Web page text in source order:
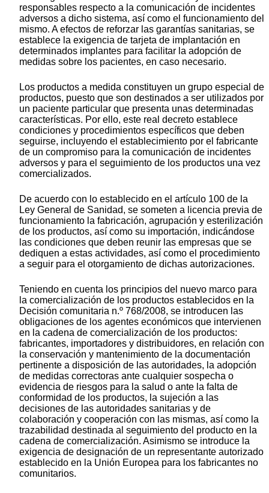
responsables respecto a la comunicación de incidentes
adversos a dicho sistema, así como el funcionamiento del
mismo. A efectos de reforzar las garantías sanitarias, se
establece la exigencia de tarjeta de implantación en
determinados implantes para facilitar la adopción de
medidas sobre los pacientes, en caso necesario.
Los productos a medida constituyen un grupo especial de
productos, puesto que son destinados a ser utilizados por
un paciente particular que presenta unas determinadas
características. Por ello, este real decreto establece
condiciones y procedimientos específicos que deben
seguirse, incluyendo el establecimiento por el fabricante
de un compromiso para la comunicación de incidentes
adversos y para el seguimiento de los productos una vez
comercializados.
De acuerdo con lo establecido en el artículo 100 de la
Ley General de Sanidad, se someten a licencia previa de
funcionamiento la fabricación, agrupación y esterilización
de los productos, así como su importación, indicándose
las condiciones que deben reunir las empresas que se
dediquen a estas actividades, así como el procedimiento
a seguir para el otorgamiento de dichas autorizaciones.
Teniendo en cuenta los principios del nuevo marco para
la comercialización de los productos establecidos en la
Decisión comunitaria n.º 768/2008, se introducen las
obligaciones de los agentes económicos que intervienen
en la cadena de comercialización de los productos:
fabricantes, importadores y distribuidores, en relación con
la conservación y mantenimiento de la documentación
pertinente a disposición de las autoridades, la adopción
de medidas correctoras ante cualquier sospecha o
evidencia de riesgos para la salud o ante la falta de
conformidad de los productos, la sujeción a las
decisiones de las autoridades sanitarias y de
colaboración y cooperación con las mismas, así como la
trazabilidad destinada al seguimiento del producto en la
cadena de comercialización. Asimismo se introduce la
exigencia de designación de un representante autorizado
establecido en la Unión Europea para los fabricantes no
comunitarios.